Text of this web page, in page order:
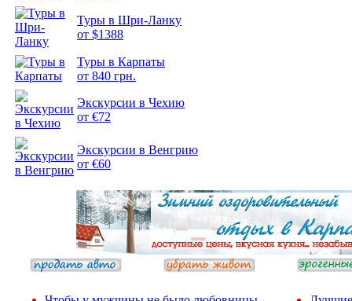
Туры в Шри-Ланку
от $1388
Туры в Карпаты
от 840 грн.
Экскурсии в Чехию
от €72
Экскурсии в Венгрию
от €60